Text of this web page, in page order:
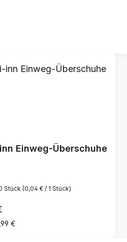
Einweg-Überschuhe
Stück (0,04 € / 1 Stück)
Preis:
€